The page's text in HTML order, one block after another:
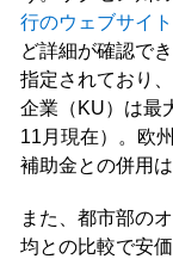
行のウェブサイト
ど詳細が確認で
指定されており
企業（KU）は最
11月現在）。欧
補助金との併用
また、都市部の
均との比較で安